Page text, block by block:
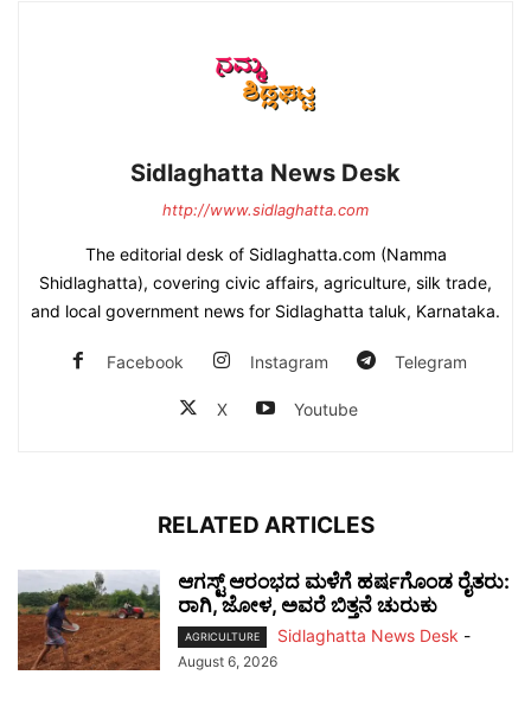
Sidlaghatta News Desk
http://www.sidlaghatta.com
The editorial desk of Sidlaghatta.com (Namma
Shidlaghatta), covering civic affairs, agriculture, silk trade,
and local government news for Sidlaghatta taluk, Karnataka.
Facebook Instagram Telegram
X Youtube
RELATED ARTICLES
ಆಗಸ್ಟ್ ಆರಂಭದ ಮಳೆಗೆ ಹರ್ಷಗೊಂಡ ರೈತರು:
ರಾಗಿ, ಜೋಳ, ಅವರೆ ಬಿತ್ತನೆ ಚುರುಕು
AGRICULTURE Sidlaghatta News Desk -
August 6, 2026